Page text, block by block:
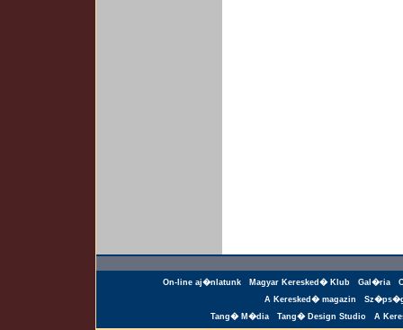
On-line aj�nlatunk Magyar Keresked� Klub Gal�ria
A Keresked� magazin
Tang� M�dia
Tang� Design Studio A